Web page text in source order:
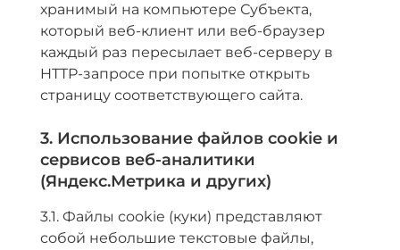
хранимый на компьютере Субъекта,
который веб-клиент или веб-браузер
каждый раз пересылает веб-серверу в
HTTP-запросе при попытке открыть
страницу соответствующего сайта.
3. Использование файлов cookie и
сервисов веб-аналитики
(Яндекс.Метрика и других)
3.1. Файлы сookie (куки) представляют
собой небольшие текстовые файлы,